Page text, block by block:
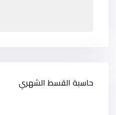
حاسبة القسط الشهري